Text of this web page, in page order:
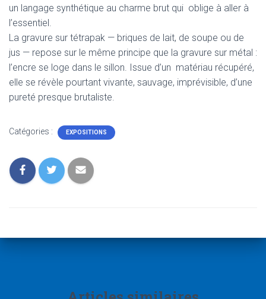
un langage synthétique au charme brut qui oblige à aller à
l’essentiel.
La gravure sur tétrapak — briques de lait, de soupe ou de
jus — repose sur le même principe que la gravure sur métal :
l’encre se loge dans le sillon. Issue d’un matériau récupéré,
elle se révèle pourtant vivante, sauvage, imprévisible, d’une
pureté presque brutaliste.
Catégories : EXPOSITIONS